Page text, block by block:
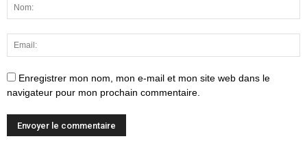
Enregistrer mon nom, mon e-mail et mon site web dans le
navigateur pour mon prochain commentaire.